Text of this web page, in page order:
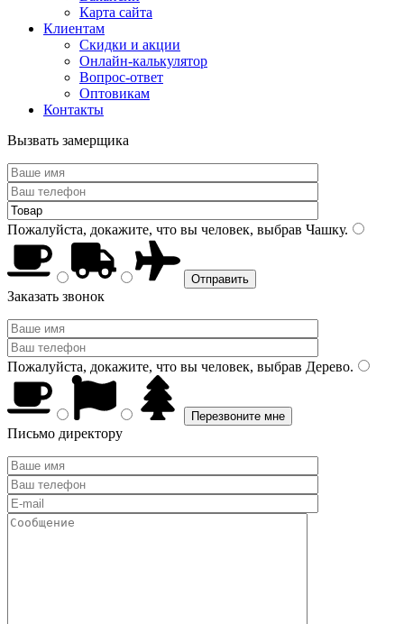
Карта сайта
Клиентам
Скидки и акции
Онлайн-калькулятор
Вопрос-ответ
Оптовикам
Контакты
Вызвать замерщика
Пожалуйста, докажите, что вы человек, выбрав Чашку.
Заказать звонок
Пожалуйста, докажите, что вы человек, выбрав Дерево.
Письмо директору